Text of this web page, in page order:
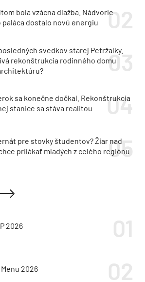
bola vzácna dlažba. Nádvorie
paláca dostalo novú energiu
svedkov starej Petržalky.
rekonštrukcia rodinného domu
sa konečne dočkal. Rekonštrukcia
stanice sa stáva realitou
pre stovky študentov? Žiar nad
prilákať mladých z celého regiónu
2026
2026